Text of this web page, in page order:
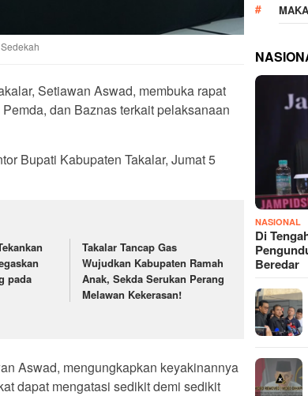
Setiawan Aswad, membuka rapat
dan Baznas terkait pelaksanaan
Bupati Kabupaten Takalar, Jumat 5
pada
Takalar Tancap Gas
Wujudkan Kabupaten Ramah
Anak, Sekda Serukan Perang
Melawan Kekerasan!
Aswad, mengungkapkan keyakinannya
dapat mengatasi sedikit demi sedikit
NASIONAL
Di
Beredar